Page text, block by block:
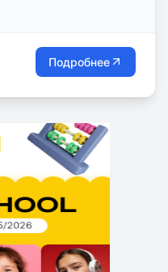
личностей,
и
Подробнее